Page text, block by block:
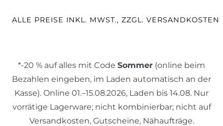
ALLE PREISE INKL. MWST., ZZGL. VERSANDKOSTEN
*-20 % auf alles mit Code Sommer (online beim
Bezahlen eingeben, im Laden automatisch an der
Kasse). Online 01.–15.08.2026, Laden bis 14.08. Nur
vorrätige Lagerware; nicht kombinierbar; nicht auf
Versandkosten, Gutscheine, Nähaufträge.